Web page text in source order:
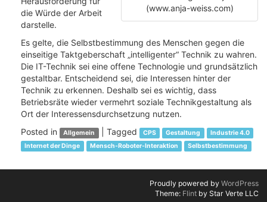
(www.anja-weiss.com)
die Würde der Arbeit
darstelle.
Es gelte, die Selbstbestimmung des Menschen gegen die
einseitige Taktgeberschaft „intelligenter“ Technik zu wahren.
Die IT-Technik sei eine offene Technologie und grundsätzlich
gestaltbar. Entscheidend sei, die Interessen hinter der
Technik zu erkennen. Deshalb sei es wichtig, dass
Betriebsräte wieder vermehrt soziale Technikgestaltung als
Ort der Interessensdurchsetzung nutzen.
Posted in
Allgemein Tagged CPS Gestaltung
Industrie 4.0
Internet der Dinge
Mensch-Roboter-Interaktion Selbstbestimmung
Proudly powered by WordPress
Theme: Flint by Star Verte LLC